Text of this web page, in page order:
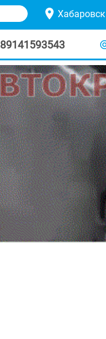
Хабаровск
89141593543